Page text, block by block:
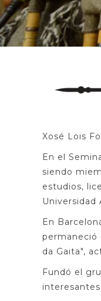
Xosé Lois
En el
siendo
estudios,
Universidad
En
permaneció
da Gaita",
Fundó el